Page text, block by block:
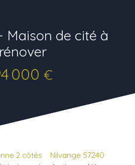
Maison de cité à
rénover
000 €
2 côtés
Nilvange 57240